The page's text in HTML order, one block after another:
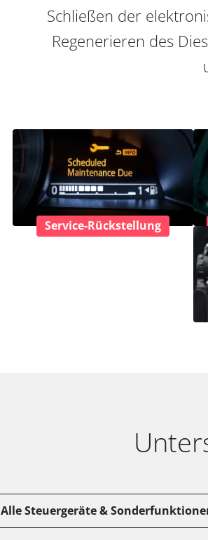
Schließen der
Regenerieren des
Service-Rückstellung
Alle Steuergeräte &